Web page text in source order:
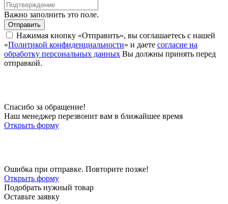
Важно заполнить это поле.
Отправить
Нажимая кнопку «Отправить», вы соглашаетесь с нашей
«Политикой конфиденциальности» и даете согласие на
обработку персональных данных Вы должны принять перед
отправкой.
Спасибо за обращение!
Наш менеджер перезвонит вам в ближайшее время
Открыть форму
Ошибка при отправке. Повторите позже!
Открыть форму
Подобрать нужный товар
Оставьте заявку